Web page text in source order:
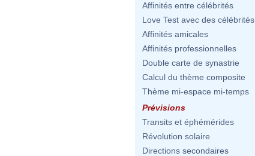
Affinités entre célébrités
Love Test avec des célébrités
Affinités amicales
Affinités professionnelles
Double carte de synastrie
Calcul du thème composite
Thème mi-espace mi-temps
Prévisions
Transits et éphémérides
Révolution solaire
Directions secondaires